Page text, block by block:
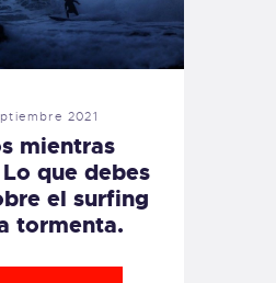
2021
mientras
que debes
el surfing
tormenta.